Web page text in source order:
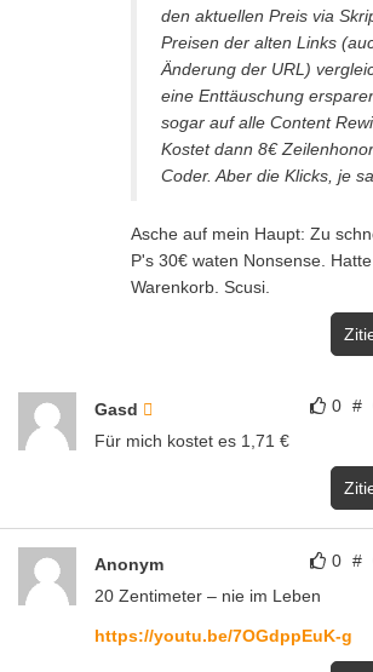
den aktuellen Preis via
Preisen der alten Links
Änderung der URL)
eine Enttäuschung
sogar auf alle Content
Kostet dann 8€
Coder. Aber die Klicks, je
Asche auf mein Haupt: Zu
P's 30€ waten Nonsense.
Warenkorb. Scusi.
0 #
Gasd
Für mich kostet es 1,71 €
0 #
Anonym
20 Zentimeter – nie im Leben
https://youtu.be/7OGdppEuK-g